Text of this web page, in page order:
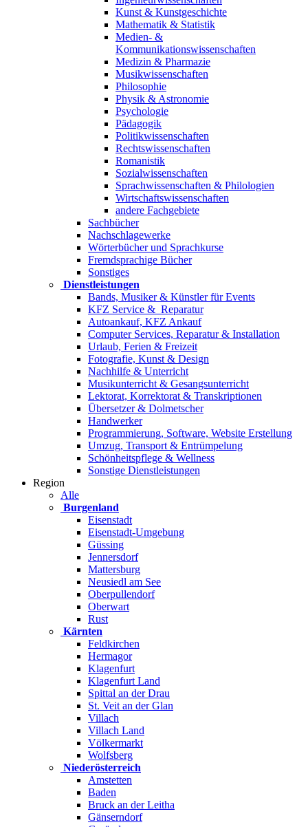
Kunst & Kunstgeschichte
Mathematik & Statistik
Medien- &
Kommunikationswissenschaften
Medizin & Pharmazie
Musikwissenschaften
Philosophie
Physik & Astronomie
Psychologie
Pädagogik
Politikwissenschaften
Rechtswissenschaften
Romanistik
Sozialwissenschaften
Sprachwissenschaften & Philologien
Wirtschaftswissenschaften
andere Fachgebiete
Sachbücher
Nachschlagewerke
Wörterbücher und Sprachkurse
Fremdsprachige Bücher
Sonstiges
Dienstleistungen
Bands, Musiker & Künstler für Events
KFZ Service & Reparatur
Autoankauf, KFZ Ankauf
Computer Services, Reparatur & Installation
Urlaub, Ferien & Freizeit
Fotografie, Kunst & Design
Nachhilfe & Unterricht
Musikunterricht & Gesangsunterricht
Lektorat, Korrektorat & Transkriptionen
Übersetzer & Dolmetscher
Handwerker
Programmierung, Software, Website Erstellung
Umzug, Transport & Entrümpelung
Schönheitspflege & Wellness
Sonstige Dienstleistungen
Region
Alle
Burgenland
Eisenstadt
Eisenstadt-Umgebung
Güssing
Jennersdorf
Mattersburg
Neusiedl am See
Oberpullendorf
Oberwart
Rust
Kärnten
Feldkirchen
Hermagor
Klagenfurt
Klagenfurt Land
Spittal an der Drau
St. Veit an der Glan
Villach
Villach Land
Völkermarkt
Wolfsberg
Niederösterreich
Amstetten
Baden
Bruck an der Leitha
Gänserndorf